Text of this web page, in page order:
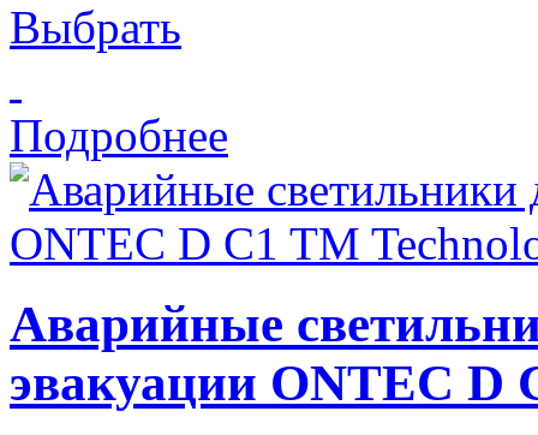
Выбрать
Подробнее
Аварийные
эвакуации ONTEC D